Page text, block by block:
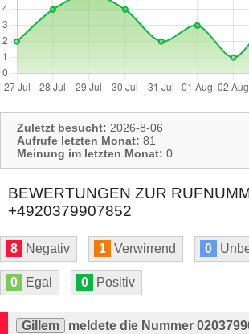
Zuletzt besucht: 2026-8-06
Aufrufe letzten Monat: 81
Meinung im letzten Monat: 0
BEWERTUNGEN ZUR
+4920379907852
8 Negativ 1 Verwirrend 0
0 Egal 0 Positiv
Gillem
meldete die Nummer